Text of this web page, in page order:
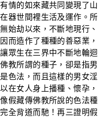
情的如來藏共同變現了山
器世間裡生活及運作。所
始劫以來，不斷地現行、
而造作了種種的善惡業，
眾生在三界中不斷地輪迴
教所謂的種子，卻是指男
色法，而且這樣的男女淫
在女人身上播種、懷孕，
假藏傳佛教所說的色法種
全背道而馳！再三證明假